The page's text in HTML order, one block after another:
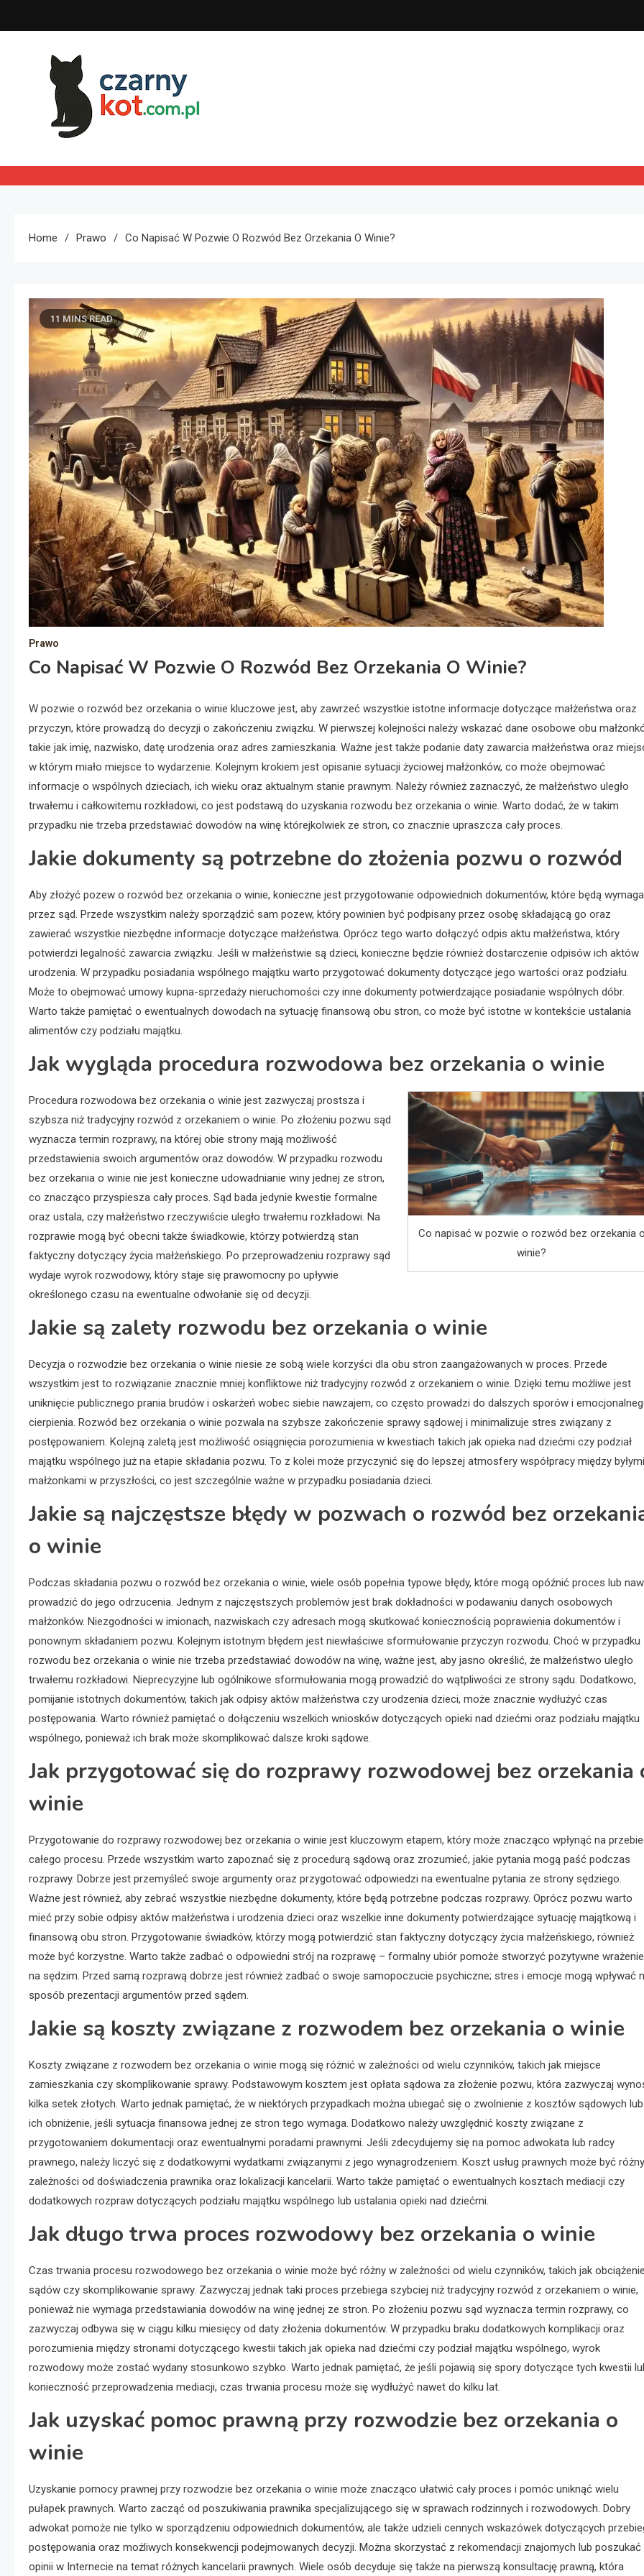
to
Czarny kot
Home Prawo Co Napisać W Pozwie O Rozwód Bez Orzekania O Winie?
11 MINS READ
Prawo
Co Napisać W Pozwie O Rozwód Bez Orzekania O Winie?
W pozwie o rozwód bez orzekania o winie kluczowe jest, aby zawrzeć wszystkie istotne informacje dotyczące małżeństwa oraz
przyczyn, które prowadzą do decyzji o zakończeniu związku. W pierwszej kolejności należy wskazać dane osobowe obu
takie jak imię, nazwisko, datę urodzenia oraz adres zamieszkania. Ważne jest także podanie daty zawarcia małżeństwa oraz
w którym miało miejsce to wydarzenie. Kolejnym krokiem jest opisanie sytuacji życiowej małżonków, co może obejmować
informacje o wspólnych dzieciach, ich wieku oraz aktualnym stanie prawnym. Należy również zaznaczyć, że małżeństwo uległo
trwałemu i całkowitemu rozkładowi, co jest podstawą do uzyskania rozwodu bez orzekania o winie. Warto dodać, że w takim
przypadku nie trzeba przedstawiać dowodów na winę którejkolwiek ze stron, co znacznie upraszcza cały proces.
Jakie dokumenty są potrzebne do złożenia pozwu o rozwód
Aby złożyć pozew o rozwód bez orzekania o winie, konieczne jest przygotowanie odpowiednich dokumentów, które będą
przez sąd. Przede wszystkim należy sporządzić sam pozew, który powinien być podpisany przez osobę składającą go oraz
zawierać wszystkie niezbędne informacje dotyczące małżeństwa. Oprócz tego warto dołączyć odpis aktu małżeństwa, który
potwierdzi legalność zawarcia związku. Jeśli w małżeństwie są dzieci, konieczne będzie również dostarczenie odpisów ich aktów
urodzenia. W przypadku posiadania wspólnego majątku warto przygotować dokumenty dotyczące jego wartości oraz podziału.
Może to obejmować umowy kupna-sprzedaży nieruchomości czy inne dokumenty potwierdzające posiadanie wspólnych dóbr.
Warto także pamiętać o ewentualnych dowodach na sytuację finansową obu stron, co może być istotne w kontekście ustalania
alimentów czy podziału majątku.
Jak wygląda procedura rozwodowa bez orzekania o winie
Co napisać w pozwie o rozwód bez orzekania
winie?
Procedura rozwodowa bez orzekania o winie jest zazwyczaj prostsza i
szybsza niż tradycyjny rozwód z orzekaniem o winie. Po złożeniu pozwu sąd
wyznacza termin rozprawy, na której obie strony mają możliwość
przedstawienia swoich argumentów oraz dowodów. W przypadku rozwodu
bez orzekania o winie nie jest konieczne udowadnianie winy jednej ze stron,
co znacząco przyspiesza cały proces. Sąd bada jedynie kwestie formalne
oraz ustala, czy małżeństwo rzeczywiście uległo trwałemu rozkładowi. Na
rozprawie mogą być obecni także świadkowie, którzy potwierdzą stan
faktyczny dotyczący życia małżeńskiego. Po przeprowadzeniu rozprawy sąd
wydaje wyrok rozwodowy, który staje się prawomocny po upływie
określonego czasu na ewentualne odwołanie się od decyzji.
Jakie są zalety rozwodu bez orzekania o winie
Decyzja o rozwodzie bez orzekania o winie niesie ze sobą wiele korzyści dla obu stron zaangażowanych w proces. Przede
wszystkim jest to rozwiązanie znacznie mniej konfliktowe niż tradycyjny rozwód z orzekaniem o winie. Dzięki temu możliwe jest
uniknięcie publicznego prania brudów i oskarżeń wobec siebie nawzajem, co często prowadzi do dalszych sporów i
cierpienia. Rozwód bez orzekania o winie pozwala na szybsze zakończenie sprawy sądowej i minimalizuje stres związany z
postępowaniem. Kolejną zaletą jest możliwość osiągnięcia porozumienia w kwestiach takich jak opieka nad dziećmi czy podział
majątku wspólnego już na etapie składania pozwu. To z kolei może przyczynić się do lepszej atmosfery współpracy między byłymi
małżonkami w przyszłości, co jest szczególnie ważne w przypadku posiadania dzieci.
Jakie są najczęstsze błędy w pozwach o rozwód bez
o winie
Podczas składania pozwu o rozwód bez orzekania o winie, wiele osób popełnia typowe błędy, które mogą opóźnić proces lub
prowadzić do jego odrzucenia. Jednym z najczęstszych problemów jest brak dokładności w podawaniu danych osobowych
małżonków. Niezgodności w imionach, nazwiskach czy adresach mogą skutkować koniecznością poprawienia dokumentów i
ponownym składaniem pozwu. Kolejnym istotnym błędem jest niewłaściwe sformułowanie przyczyn rozwodu. Choć w przypadku
rozwodu bez orzekania o winie nie trzeba przedstawiać dowodów na winę, ważne jest, aby jasno określić, że małżeństwo uległo
trwałemu rozkładowi. Nieprecyzyjne lub ogólnikowe sformułowania mogą prowadzić do wątpliwości ze strony sądu. Dodatkowo,
pomijanie istotnych dokumentów, takich jak odpisy aktów małżeństwa czy urodzenia dzieci, może znacznie wydłużyć czas
postępowania. Warto również pamiętać o dołączeniu wszelkich wniosków dotyczących opieki nad dziećmi oraz podziału majątku
wspólnego, ponieważ ich brak może skomplikować dalsze kroki sądowe.
Jak przygotować się do rozprawy rozwodowej bez orzekania
winie
Przygotowanie do rozprawy rozwodowej bez orzekania o winie jest kluczowym etapem, który może znacząco wpłynąć na
całego procesu. Przede wszystkim warto zapoznać się z procedurą sądową oraz zrozumieć, jakie pytania mogą paść podczas
rozprawy. Dobrze jest przemyśleć swoje argumenty oraz przygotować odpowiedzi na ewentualne pytania ze strony sędziego.
Ważne jest również, aby zebrać wszystkie niezbędne dokumenty, które będą potrzebne podczas rozprawy. Oprócz pozwu warto
mieć przy sobie odpisy aktów małżeństwa i urodzenia dzieci oraz wszelkie inne dokumenty potwierdzające sytuację majątkową i
finansową obu stron. Przygotowanie świadków, którzy mogą potwierdzić stan faktyczny dotyczący życia małżeńskiego, również
może być korzystne. Warto także zadbać o odpowiedni strój na rozprawę – formalny ubiór pomoże stworzyć pozytywne wrażenie
na sędzim. Przed samą rozprawą dobrze jest również zadbać o swoje samopoczucie psychiczne; stres i emocje mogą wpływać
sposób prezentacji argumentów przed sądem.
Jakie są koszty związane z rozwodem bez orzekania o winie
Koszty związane z rozwodem bez orzekania o winie mogą się różnić w zależności od wielu czynników, takich jak miejsce
zamieszkania czy skomplikowanie sprawy. Podstawowym kosztem jest opłata sądowa za złożenie pozwu, która zazwyczaj
kilka setek złotych. Warto jednak pamiętać, że w niektórych przypadkach można ubiegać się o zwolnienie z kosztów sądowych lub
ich obniżenie, jeśli sytuacja finansowa jednej ze stron tego wymaga. Dodatkowo należy uwzględnić koszty związane z
przygotowaniem dokumentacji oraz ewentualnymi poradami prawnymi. Jeśli zdecydujemy się na pomoc adwokata lub radcy
prawnego, należy liczyć się z dodatkowymi wydatkami związanymi z jego wynagrodzeniem. Koszt usług prawnych może być
zależności od doświadczenia prawnika oraz lokalizacji kancelarii. Warto także pamiętać o ewentualnych kosztach mediacji czy
dodatkowych rozpraw dotyczących podziału majątku wspólnego lub ustalania opieki nad dziećmi.
Jak długo trwa proces rozwodowy bez orzekania o winie
Czas trwania procesu rozwodowego bez orzekania o winie może być różny w zależności od wielu czynników, takich jak
sądów czy skomplikowanie sprawy. Zazwyczaj jednak taki proces przebiega szybciej niż tradycyjny rozwód z orzekaniem o winie,
ponieważ nie wymaga przedstawiania dowodów na winę jednej ze stron. Po złożeniu pozwu sąd wyznacza termin rozprawy, co
zazwyczaj odbywa się w ciągu kilku miesięcy od daty złożenia dokumentów. W przypadku braku dodatkowych komplikacji oraz
porozumienia między stronami dotyczącego kwestii takich jak opieka nad dziećmi czy podział majątku wspólnego, wyrok
rozwodowy może zostać wydany stosunkowo szybko. Warto jednak pamiętać, że jeśli pojawią się spory dotyczące tych kwestii
konieczność przeprowadzenia mediacji, czas trwania procesu może się wydłużyć nawet do kilku lat.
Jak uzyskać pomoc prawną przy rozwodzie bez orzekania o
winie
Uzyskanie pomocy prawnej przy rozwodzie bez orzekania o winie może znacząco ułatwić cały proces i pomóc uniknąć wielu
pułapek prawnych. Warto zacząć od poszukiwania prawnika specjalizującego się w sprawach rodzinnych i rozwodowych. Dobry
adwokat pomoże nie tylko w sporządzeniu odpowiednich dokumentów, ale także udzieli cennych wskazówek dotyczących
postępowania oraz możliwych konsekwencji podejmowanych decyzji. Można skorzystać z rekomendacji znajomych lub poszukać
opinii w Internecie na temat różnych kancelarii prawnych. Wiele osób decyduje się także na pierwszą konsultację prawną, która